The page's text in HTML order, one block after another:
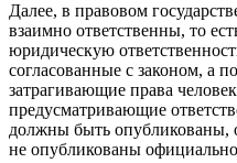
Далее, в правовом
взаимно ответственны, то
юридическую
согласованные с законом, а
затрагивающие права
предусматривающие
должны быть опубликованы,
не опубликованы